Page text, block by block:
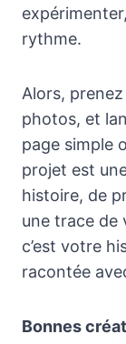
rythme.
Alors,
photos, et
page simple
projet est
histoire, de
une trace de
c’est votre
racontée
Bonnes